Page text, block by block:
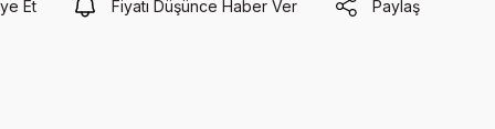
Et Fiyatı Düşünce Haber Ver Paylaş